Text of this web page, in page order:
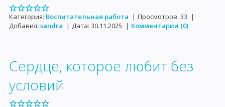
Категория: Воспитательная работа | Просмотров: 33 |
Добавил: sandra | Дата: 30.11.2025 | Комментарии (0)
Сердце, которое любит без
условий